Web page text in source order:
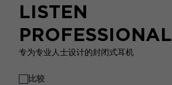
LISTEN
PROFESSIONAL
专为专业人士设计的封闭式耳机
比较